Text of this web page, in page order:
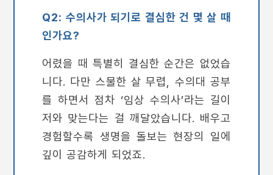
Q2: 수의사가 되기로 결심한 건 몇 살 때
인가요?
어렸을 때 특별히 결심한 순간은 없었습
니다. 다만 스물한 살 무렵, 수의대 공부
를 하면서 점차 ‘임상 수의사’라는 길이
저와 맞는다는 걸 깨달았습니다. 배우고
경험할수록 생명을 돌보는 현장의 일에
깊이 공감하게 되었죠.